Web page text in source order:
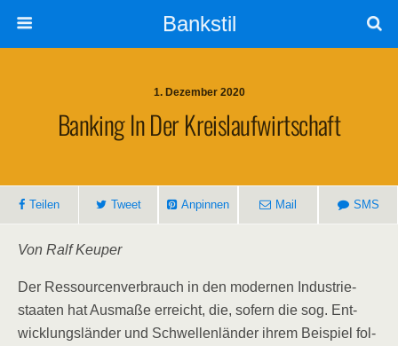
Bankstil
1. Dezember 2020
Ban­king In Der Kreislaufwirtschaft
Tei­len Tweet Anpin­nen Mail SMS
Von Ralf Keuper
Der Res­sour­cen­ver­brauch in den moder­nen Indus­trie­
staa­ten hat Aus­ma­ße erreicht, die, sofern die sog. Ent­
wick­lungs­län­der und Schwel­len­län­der ihrem Bei­spiel fol­